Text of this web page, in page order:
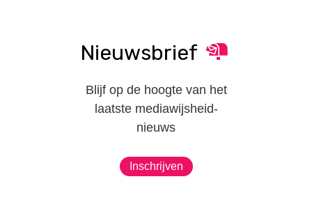
Nieuwsbrief
Blijf op de hoogte van het
laatste mediawijsheid-
nieuws
Inschrijven